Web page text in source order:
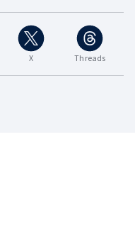
X Threads